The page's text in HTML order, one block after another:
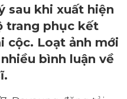
sau khi xuất hiện
trang phục kết
cộc. Loạt ảnh mới
bình luận về